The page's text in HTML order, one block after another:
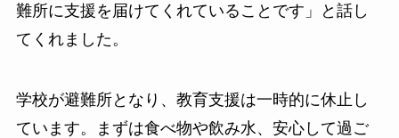
難所に支援を届けてくれていることです」と話し
てくれました。
学校が避難所となり、教育支援は一時的に休止し
ています。まずは食べ物や飲み水、安心して過ご